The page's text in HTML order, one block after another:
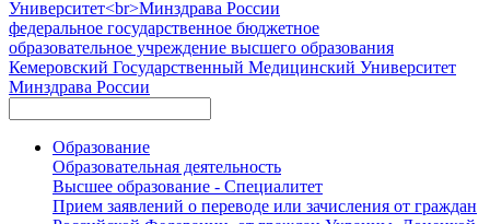
федеральное государственное бюджетное
образовательное учреждение высшего образования
Кемеровский Государственный Медицинский Университет
Минздрава России
Образование
Образовательная деятельность
Высшее образование - Специалитет
Прием заявлений о переводе или зачисления от граждан